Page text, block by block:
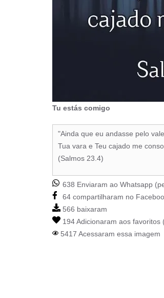
Tu estás comigo
"Ainda que eu andasse pelo
Tua vara e Teu cajado me
(Salmos 23.4)
638 Enviaram ao Whatsapp
64 compartilharam no
566 baixaram
194 Adicionaram aos favoritos
5417 Acessaram essa imagem